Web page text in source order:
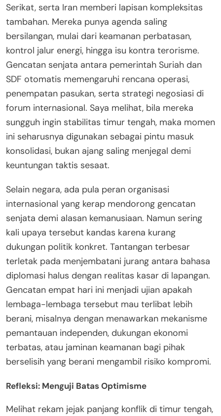
Serikat, serta Iran memberi lapisan kompleksitas
tambahan. Mereka punya agenda saling
bersilangan, mulai dari keamanan perbatasan,
kontrol jalur energi, hingga isu kontra terorisme.
Gencatan senjata antara pemerintah Suriah dan
SDF otomatis memengaruhi rencana operasi,
penempatan pasukan, serta strategi negosiasi di
forum internasional. Saya melihat, bila mereka
sungguh ingin stabilitas timur tengah, maka momen
ini seharusnya digunakan sebagai pintu masuk
konsolidasi, bukan ajang saling menjegal demi
keuntungan taktis sesaat.
Selain negara, ada pula peran organisasi
internasional yang kerap mendorong gencatan
senjata demi alasan kemanusiaan. Namun sering
kali upaya tersebut kandas karena kurang
dukungan politik konkret. Tantangan terbesar
terletak pada menjembatani jurang antara bahasa
diplomasi halus dengan realitas kasar di lapangan.
Gencatan empat hari ini menjadi ujian apakah
lembaga-lembaga tersebut mau terlibat lebih
berani, misalnya dengan menawarkan mekanisme
pemantauan independen, dukungan ekonomi
terbatas, atau jaminan keamanan bagi pihak
berselisih yang berani mengambil risiko kompromi.
Refleksi: Menguji Batas Optimisme
Melihat rekam jejak panjang konflik di timur tengah,